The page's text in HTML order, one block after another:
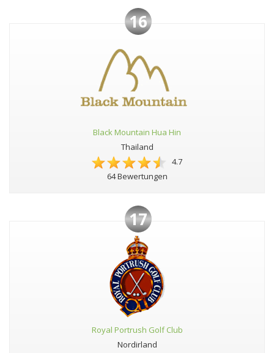
16
Black Mountain Hua Hin
Thailand
4.7
64 Bewertungen
17
Royal Portrush Golf Club
Nordirland